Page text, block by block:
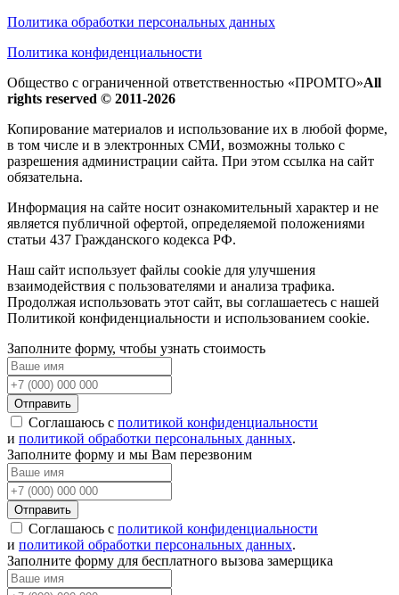
Политика обработки персональных данных
Политика конфиденциальности
Общество с ограниченной ответственностью «ПРОМТО»All
rights reserved © 2011-2026
Копирование материалов и использование их в любой форме,
в том числе и в электронных СМИ, возможны только c
разрешения администрации сайта. При этом ссылка на сайт
обязательна.
Информация на сайте носит ознакомительный характер и не
является публичной офертой, определяемой положениями
статьи 437 Гражданского кодекса РФ.
Наш сайт использует файлы cookie для улучшения
взаимодействия с пользователями и анализа трафика.
Продолжая использовать этот сайт, вы соглашаетесь с нашей
Политикой конфиденциальности и использованием cookie.
Заполните форму, чтобы узнать стоимость
Отправить
Соглашаюсь с политикой конфиденциальности
и политикой обработки персональных данных.
Заполните форму и мы Вам перезвоним
Отправить
Соглашаюсь с политикой конфиденциальности
и политикой обработки персональных данных.
Заполните форму для бесплатного вызова замерщика